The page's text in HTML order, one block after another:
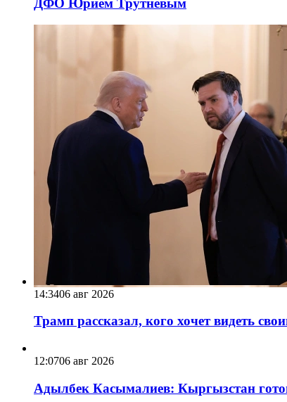
ДФО Юрием Трутневым
14:3406 авг 2026
Трамп рассказал, кого хочет видеть
12:0706 авг 2026
Адылбек Касымалиев: Кыргызстан